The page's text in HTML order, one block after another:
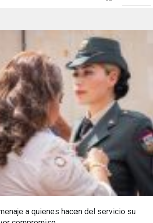
a quienes hacen del servicio su